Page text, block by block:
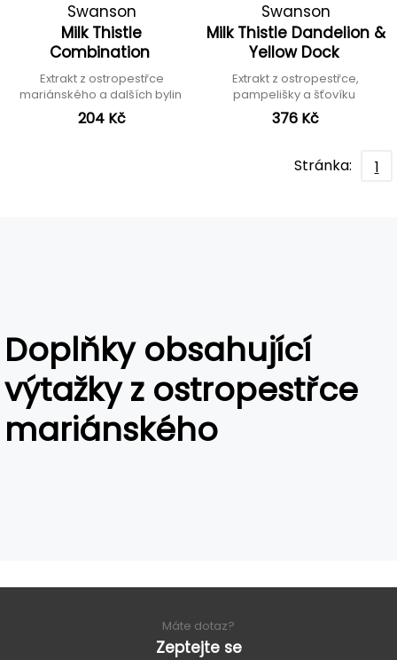
Swanson
Milk Thistle
Combination
Extrakt z ostropestřce
mariánského a dalších bylin
204 Kč
Swanson
Milk Thistle Dandelion &
Yellow Dock
Extrakt z ostropestřce,
pampelišky a šťovíku
376 Kč
Stránka: 1
Doplňky obsahující
výtažky z ostropestřce
mariánského
Máte dotaz?
Zeptejte se